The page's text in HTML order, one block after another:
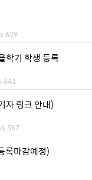
629
학기 학생 등록
641
자 링크 안내)
567
록마감예정)